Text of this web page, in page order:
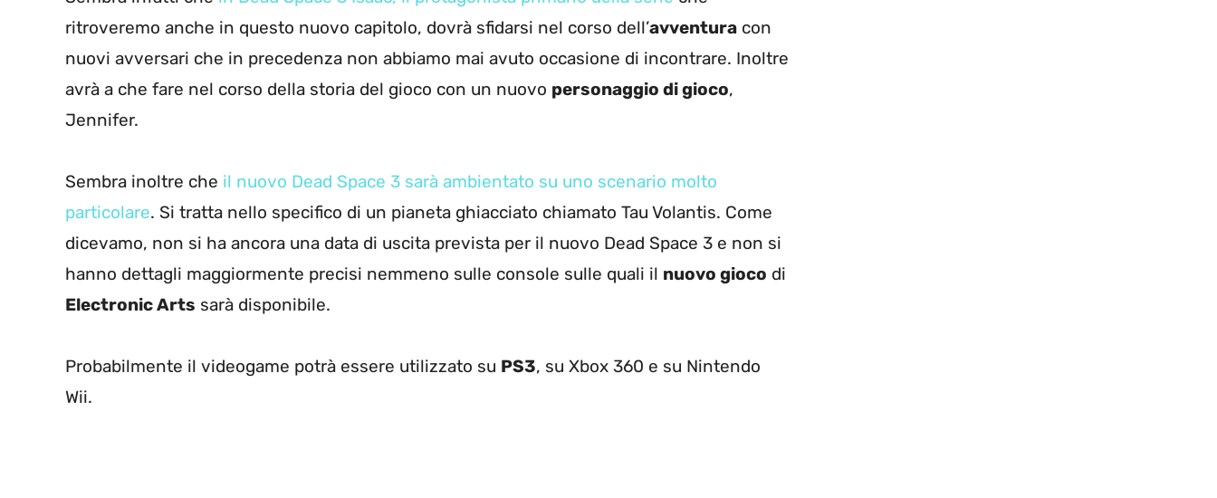
ritroveremo anche in questo nuovo capitolo, dovrà sfidarsi nel corso dell’avventura con
nuovi avversari che in precedenza non abbiamo mai avuto occasione di incontrare. Inoltre
avrà a che fare nel corso della storia del gioco con un nuovo personaggio di gioco,
Jennifer.
Sembra inoltre che il nuovo Dead Space 3 sarà ambientato su uno scenario molto
particolare. Si tratta nello specifico di un pianeta ghiacciato chiamato Tau Volantis. Come
dicevamo, non si ha ancora una data di uscita prevista per il nuovo Dead Space 3 e non si
hanno dettagli maggiormente precisi nemmeno sulle console sulle quali il nuovo gioco di
Electronic Arts sarà disponibile.
Probabilmente il videogame potrà essere utilizzato su PS3, su Xbox 360 e su Nintendo
Wii.